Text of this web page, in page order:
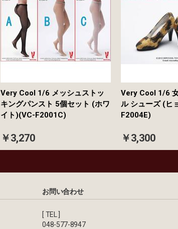
Very Cool 1/6 メッシュストッ
キングパンスト 5個セット (ホワ
イト)(VC-F2001C)
￥3,270
Very Cool 1/6
ル シューズ (ヒ
F2004E)
￥3,300
お問い合わせ
[ TEL ]
048-577-8947